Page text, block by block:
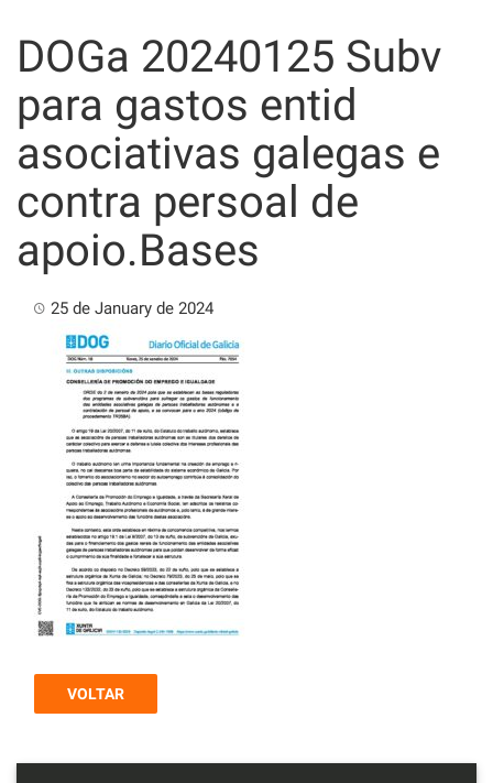
content
DOGa 20240125 Subv
para gastos entid
asociativas galegas e
contra persoal de
apoio.Bases
25 de January de 2024
VOLTAR